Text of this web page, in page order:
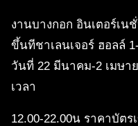
งานบางกอก อินเตอร์เน
ขึ้นทีชาเลนเจอร์ ฮอลล์
วันที่ 22 มีนาคม-2 เมษา
เวลา
12.00-22.00น ราคาบัต